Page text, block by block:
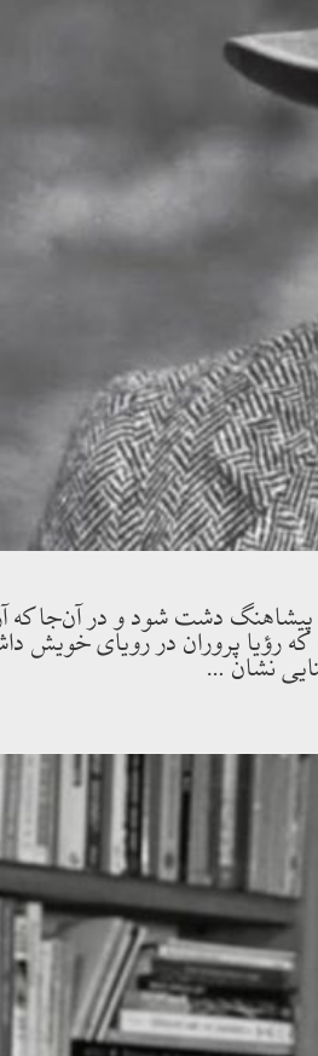
پيشاهنگ دشت شود و در آن‌جا كه
رؤيا پروران در روياى خويش
نشان …